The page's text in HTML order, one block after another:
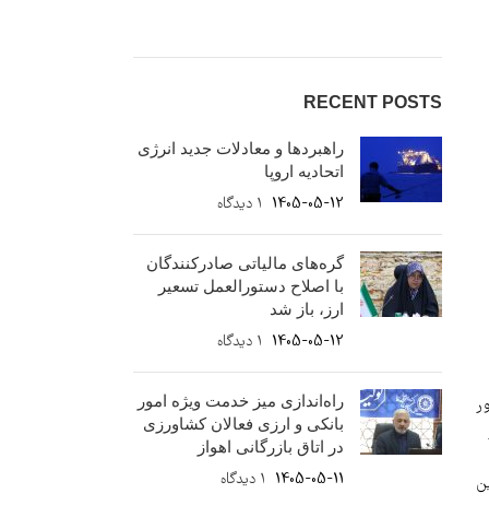
RECENT POSTS
راهبردها و معادلات جدید انرژی
اتحادیه اروپا
1405-05-12 ۱ دیدگاه
گره‌های مالیاتی صادرکنندگان
با اصلاح دستورالعمل تسعیر
ارز، باز شد
1405-05-12 ۱ دیدگاه
راه‌اندازی میز خدمت ویژه امور
بانکی و ارزی فعالان کشاورزی
در اتاق بازرگانی اهواز
1405-05-11 ۱ دیدگاه